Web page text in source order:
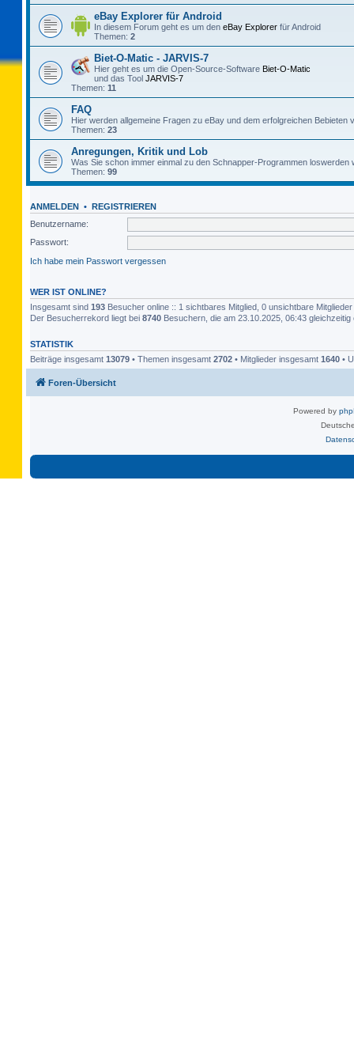
eBay Explorer für Android
In diesem Forum geht es um den eBay Explorer für Android
Themen: 2
Biet-O-Matic - JARVIS-7
Hier geht es um die Open-Source-Software Biet-O-Matic
und das Tool JARVIS-7
Themen: 11
FAQ
Hier werden allgemeine Fragen zu eBay und dem erfolgreichen Bebieten
Themen: 23
Anregungen, Kritik und Lob
Was Sie schon immer einmal zu den Schnapper-Programmen loswerden
Themen: 99
ANMELDEN • REGISTRIEREN
Benutzername:
Passwort:
Ich habe mein Passwort vergessen
WER IST ONLINE?
Insgesamt sind 193 Besucher online :: 1 sichtbares Mitglied, 0 unsichtbare
Der Besucherrekord liegt bei 8740 Besuchern, die am 23.10.2025, 06:43 gleichzeitig
STATISTIK
Beiträge insgesamt 13079 • Themen insgesamt 2702 • Mitglieder insgesamt 1640 •
Foren-Übersicht
Powered by